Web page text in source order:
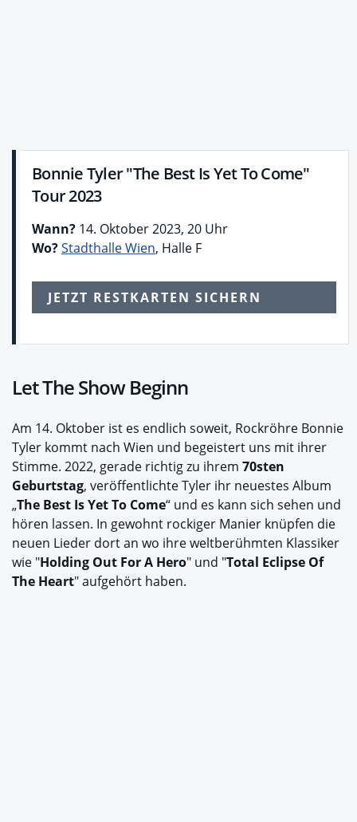
Bonnie Tyler "The Best Is Yet To Come"
Tour 2023
Wann? 14. Oktober 2023, 20 Uhr
Wo?Stadthalle Wien, Halle F
JETZT RESTKARTEN SICHERN
Let The Show Beginn
Am 14. Oktober ist es endlich soweit, Rockröhre Bonnie
Tyler kommt nach Wien und begeistert uns mit ihrer
Stimme. 2022, gerade richtig zu ihrem 70sten
Geburtstag, veröffentlichte Tyler ihr neuestes Album
„The Best Is Yet To Come“ und es kann sich sehen und
hören lassen. In gewohnt rockiger Manier knüpfen die
neuen Lieder dort an wo ihre weltberühmten Klassiker
wie "Holding Out For A Hero" und "Total Eclipse Of
The Heart" aufgehört haben.